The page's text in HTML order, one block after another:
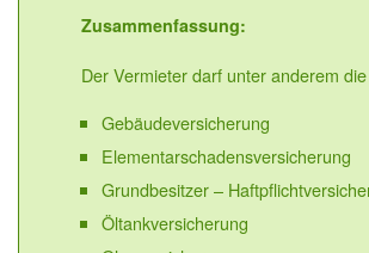
Zusammenfassung:
Der Vermieter darf unter anderem
Gebäudeversicherung
Elementarschadensversicherung
Grundbesitzer –
Öltankversicherung